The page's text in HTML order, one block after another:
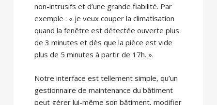
non-intrusifs et d’une grande fiabilité. Par
exemple : « je veux couper la climatisation
quand la fenêtre est détectée ouverte plus
de 3 minutes et dès que la pièce est vide
plus de 5 minutes à partir de 17h. ».
Notre interface est tellement simple, qu’un
gestionnaire de maintenance du bâtiment
peut gérer lui-même son bâtiment, modifier